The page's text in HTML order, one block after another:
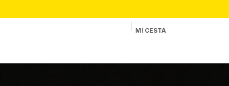
MI CESTA